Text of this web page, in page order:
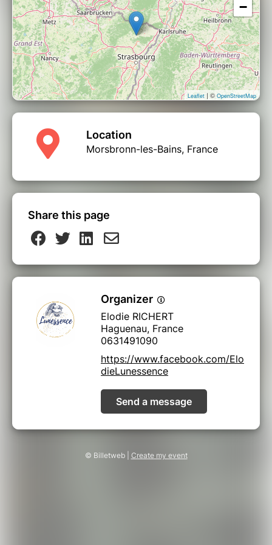
−
Leaflet | © OpenStreetMap
Location
Morsbronn-les-Bains, France
Share this page
Organizer
Elodie RICHERT
Haguenau, France
0631491090
https://www.facebook.com/Elo
dieLunessence
Send a message
© Billetweb | Create my event